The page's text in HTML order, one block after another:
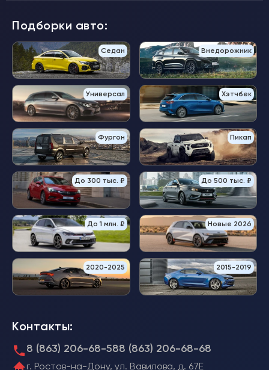
Подборки авто:
Седан Внедорожник
Универсал Хэтчбек
Фургон Пикап
До 300 тыс. ₽ До 500 тыс. ₽
До 1 млн. ₽ Новые 2026
2020-2025 2015-2019
Контакты:
8 (863) 206-68-588 (863) 206-68-68
г. Ростов-на-Дону, ул. Вавилова, д. 67Е